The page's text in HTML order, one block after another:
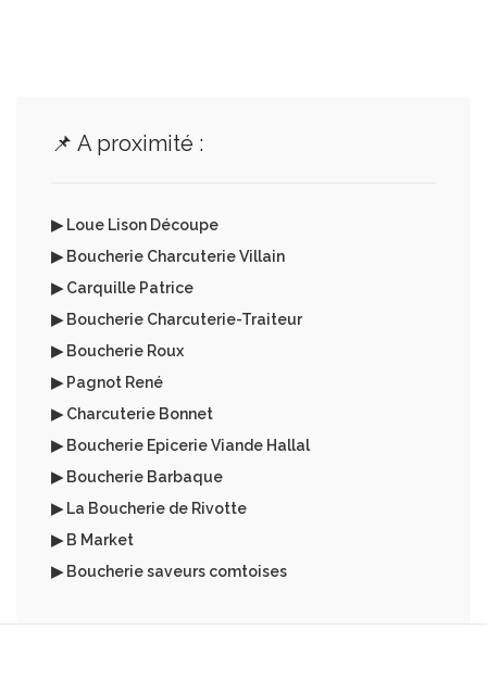
📌 A proximité :
▶ Loue Lison Découpe
▶ Boucherie Charcuterie Villain
▶ Carquille Patrice
▶ Boucherie Charcuterie-Traiteur
▶ Boucherie Roux
▶ Pagnot René
▶ Charcuterie Bonnet
▶ Boucherie Epicerie Viande Hallal
▶ Boucherie Barbaque
▶ La Boucherie de Rivotte
▶ B Market
▶ Boucherie saveurs comtoises